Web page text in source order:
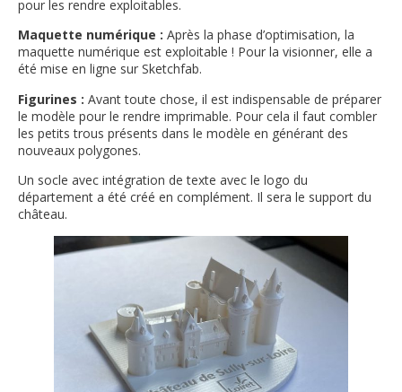
pour les rendre exploitables.
Maquette numérique : Après la phase d’optimisation, la
maquette numérique est exploitable ! Pour la visionner, elle a
été mise en ligne sur Sketchfab.
Figurines : Avant toute chose, il est indispensable de préparer
le modèle pour le rendre imprimable. Pour cela il faut combler
les petits trous présents dans le modèle en générant des
nouveaux polygones.
Un socle avec intégration de texte avec le logo du
département a été créé en complément. Il sera le support du
château.